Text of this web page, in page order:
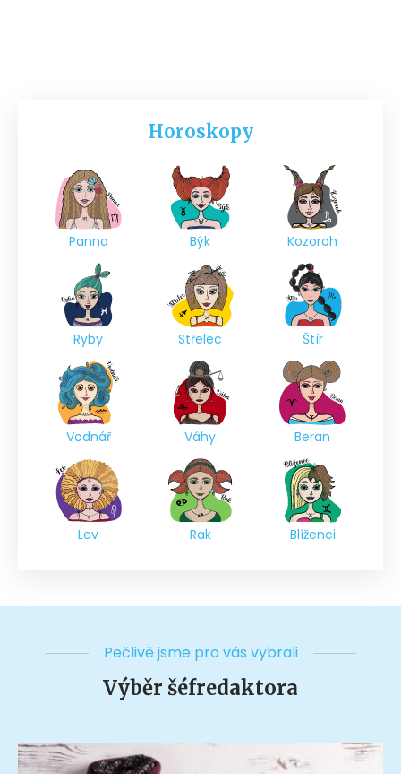
Horoskopy
Panna Býk Kozoroh
Ryby Střelec Štír
Vodnář Váhy Beran
Lev Rak Blíženci
Pečlivě jsme pro vás vybrali
Výběr šéfredaktora